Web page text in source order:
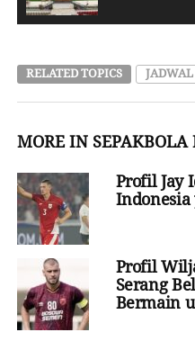
RELATED TOPICS JADWAL
MORE IN SEPAKBOLA
Profil Jay
Indonesia
Profil
Serang
Bermain